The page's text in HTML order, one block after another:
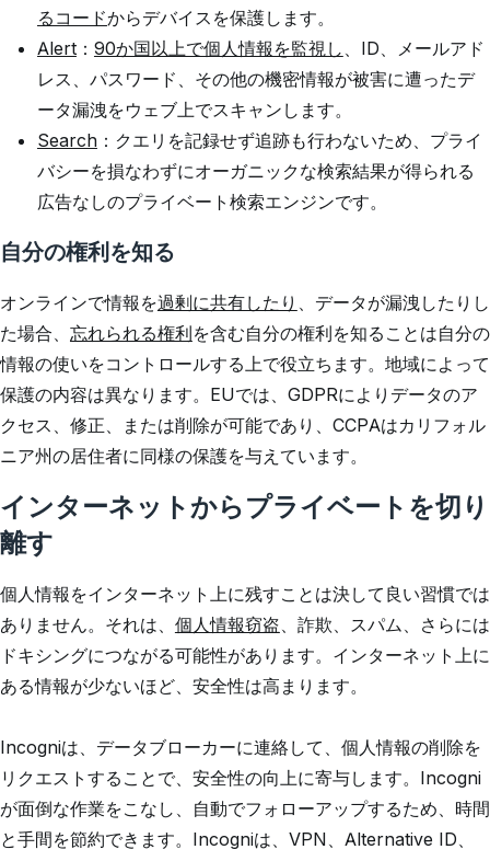
るコードからデバイスを保護します。
Alert： 90か国以上で個人情報を監視し 、ID、メールアド
レス、パスワード、その他の機密情報が被害に遭ったデ
ータ漏洩をウェブ上でスキャンします。
Search：クエリを記録せず追跡も行わないため、プライ
バシーを損なわずにオーガニックな検索結果が得られる
広告なしのプライベート検索エンジンです。
自分の権利を知る
オンラインで情報を過剰に共有したり 、データが漏洩したりし
た場合、 忘れられる権利を含む自分の権利を知ることは自分の
情報の使いをコントロールする上で役立ちます。地域によって
保護の内容は異なります。EUでは、GDPRによりデータのア
クセス、修正、または削除が可能であり、CCPAはカリフォル
ニア州の居住者に同様の保護を与えています。
インターネットからプライベートを切り
離す
個人情報をインターネット上に残すことは決して良い習慣では
ありません。それは、 個人情報窃盗、詐欺、スパム、さらには
ドキシングにつながる可能性があります。インターネット上に
ある情報が少ないほど、安全性は高まります。
Incogniは、データブローカーに連絡して、個人情報の削除を
リクエストすることで、安全性の向上に寄与します。Incogni
が面倒な作業をこなし、自動でフォローアップするため、時間
と手間を節約できます。Incogniは、VPN、Alternative ID、